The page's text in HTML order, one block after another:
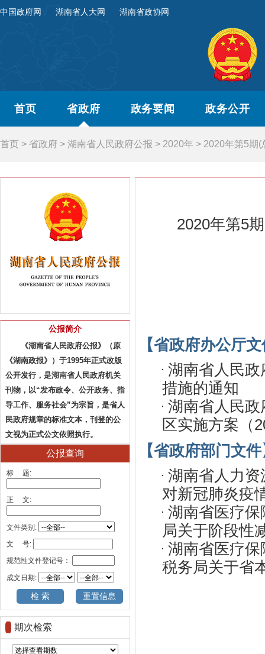
中国政府网 湖南省人大网 湖南省政协网
首页 省政府 政务要闻 政务公开
首页 > 省政府 > 湖南省人民政府公报 > 2020年 > 2020年第5期(
公报简介
《湖南省人民政府公报》（原
《湖南政报》）于1995年正式改版
公开发行，是湖南省人民政府机关
刊物，以“发布政令、公开政务、指
导工作、服务社会”为宗旨，是省人
民政府规章的标准文本，刊登的公
文视为正式公文依照执行。
公报查询
标 题:
正 文:
文件类别:
文 号:
规范性文件登记号：
成文日期:
期次检索
2020年第5
【省政府办公厅
湖南省人民
措施的通知
湖南省人民
区实施方案（
【省政府部门文
湖南省人力
对新冠肺炎疫
湖南省医疗
局关于阶段性
湖南省医疗
税务局关于省